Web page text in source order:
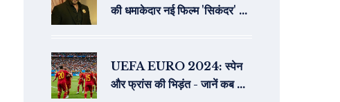
की धमाकेदार नई फिल्म 'सिकंदर' का
UEFA EURO 2024: स्पेन
और फ्रांस की भिड़ंत - जानें कब और